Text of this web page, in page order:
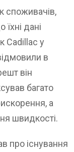
споживачів,
дані
Cadillac у
в
він
багато
а
швидкості.
про існування